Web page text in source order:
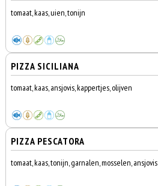
tomaat, kaas, uien, tonijn
PIZZA SICILIANA
tomaat, kaas, ansjovis, kappertjes, olijven
PIZZA PESCATORA
tomaat, kaas, tonijn, garnalen, mosselen, ansjovis